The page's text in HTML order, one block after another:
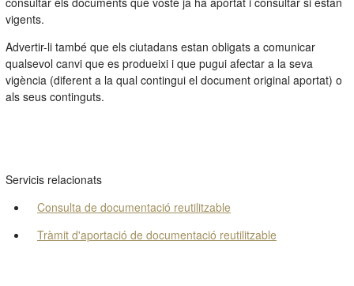
vigents.
Advertir-li també que els ciutadans estan obligats a comunicar
qualsevol canvi que es produeixi i que pugui afectar a la seva
vigència (diferent a la qual contingui el document original aportat) o
als seus continguts.
Servicis relacionats
Consulta de documentació reutilitzable
Tràmit d'aportació de documentació reutilitzable